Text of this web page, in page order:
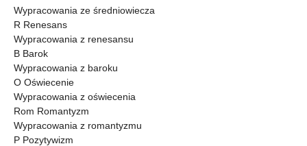
Wypracowania ze średniowiecza
R Renesans
Wypracowania z renesansu
B Barok
Wypracowania z baroku
O Oświecenie
Wypracowania z oświecenia
Rom Romantyzm
Wypracowania z romantyzmu
P Pozytywizm